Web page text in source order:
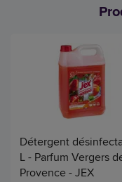
Détergent
L - Parfum Vergers
Provence - JEX